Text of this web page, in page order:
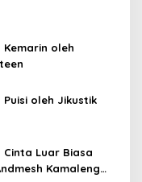
Kemarin oleh
Puisi oleh Jikustik
Cinta Luar Biasa
Kamaleng